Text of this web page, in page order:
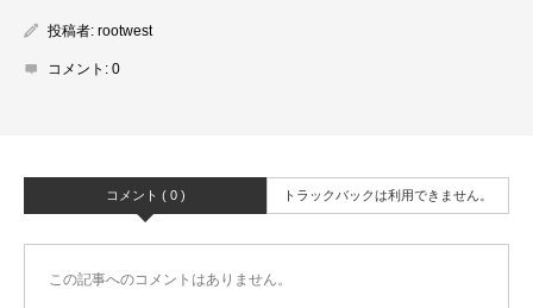
投稿者: rootwest
コメント: 0
コメント ( 0 ) トラックバックは利用できません。
この記事へのコメントはありません。